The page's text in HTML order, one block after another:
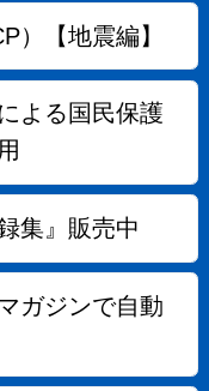
）【地震編】
よる国民保護
集』販売中
ガジンで自動